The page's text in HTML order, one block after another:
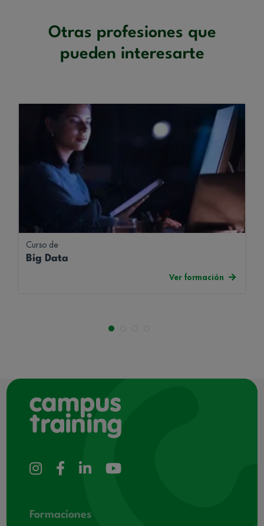
Otras profesiones que
pueden interesarte
Curso de
Big Data
Ver formación
Formaciones